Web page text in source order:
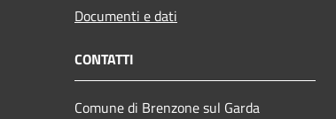
Documenti e dati
CONTATTI
Comune di Brenzone sul Garda